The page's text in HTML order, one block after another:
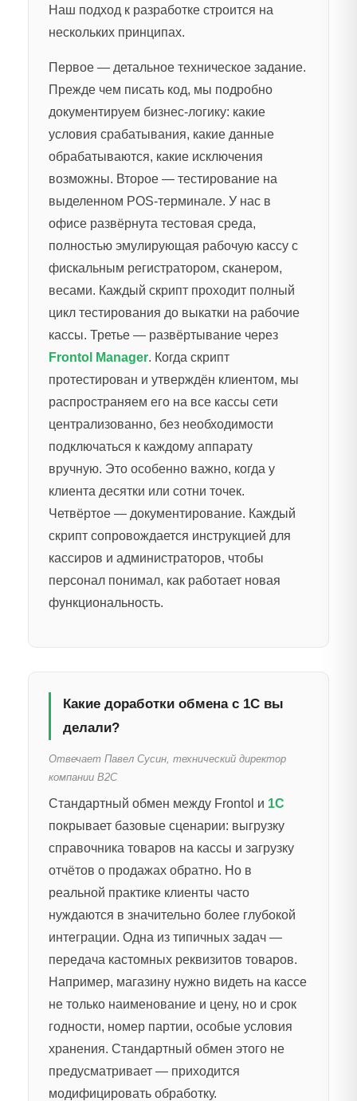
Наш подход к разработке строится на
нескольких принципах.
Первое — детальное техническое задание.
Прежде чем писать код, мы подробно
документируем бизнес-логику: какие
условия срабатывания, какие данные
обрабатываются, какие исключения
возможны. Второе — тестирование на
выделенном POS-терминале. У нас в
офисе развёрнута тестовая среда,
полностью эмулирующая рабочую кассу с
фискальным регистратором, сканером,
весами. Каждый скрипт проходит полный
цикл тестирования до выкатки на рабочие
кассы. Третье — развёртывание через
Frontol Manager. Когда скрипт
протестирован и утверждён клиентом, мы
распространяем его на все кассы сети
централизованно, без необходимости
подключаться к каждому аппарату
вручную. Это особенно важно, когда у
клиента десятки или сотни точек.
Четвёртое — документирование. Каждый
скрипт сопровождается инструкцией для
кассиров и администраторов, чтобы
персонал понимал, как работает новая
функциональность.
Какие доработки обмена с 1С вы
делали?
Отвечает Павел Сусин, технический директор
компании B2C
Стандартный обмен между Frontol и 1С
покрывает базовые сценарии: выгрузку
справочника товаров на кассы и загрузку
отчётов о продажах обратно. Но в
реальной практике клиенты часто
нуждаются в значительно более глубокой
интеграции. Одна из типичных задач —
передача кастомных реквизитов товаров.
Например, магазину нужно видеть на кассе
не только наименование и цену, но и срок
годности, номер партии, особые условия
хранения. Стандартный обмен этого не
предусматривает — приходится
модифицировать обработку.